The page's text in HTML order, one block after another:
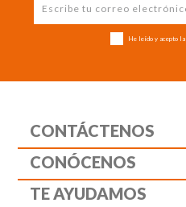
He leído y acepto la
CONTÁCTENOS
CONÓCENOS
TE AYUDAMOS